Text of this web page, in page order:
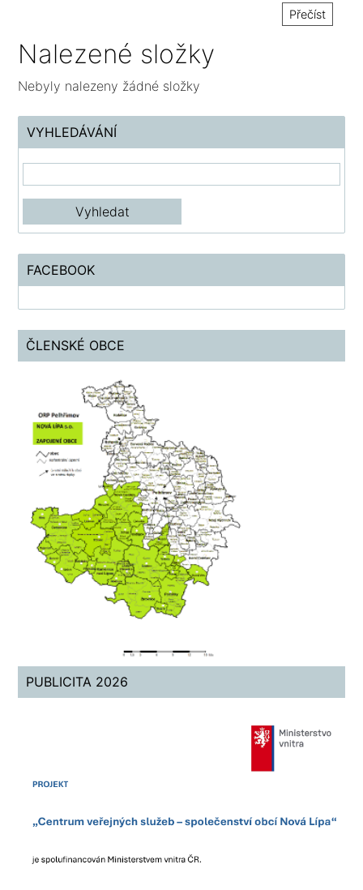
Přečíst
Nalezené složky
Nebyly nalezeny žádné složky
VYHLEDÁVÁNÍ
FACEBOOK
ČLENSKÉ OBCE
PUBLICITA 2026